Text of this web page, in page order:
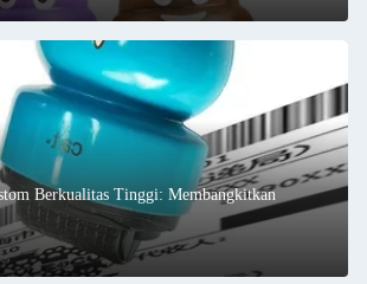
Berkualitas Tinggi: Membangkitkan